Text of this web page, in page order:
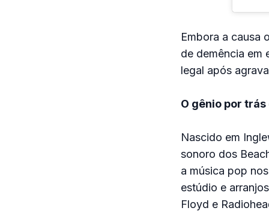
Embora a causa
de demência em
legal após
O gênio por
Nascido em
sonoro dos
a música pop
estúdio e
Floyd e